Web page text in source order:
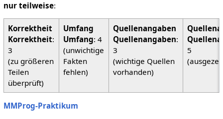
nur teilweise:
Korrektheit:
3
(zu größeren
Teilen
überprüft)
Umfang: 4
(unwichtige
Fakten
fehlen)
Quellenangaben:
3
(wichtige Quellen
vorhanden)
5
MMProg-Praktikum